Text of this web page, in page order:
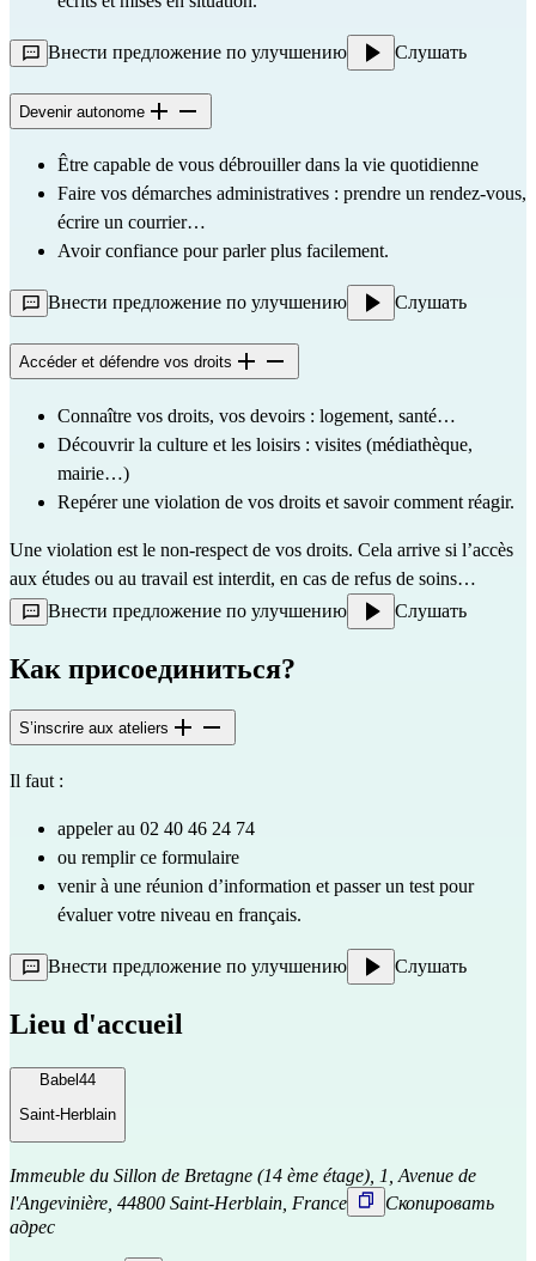
Внести предложение по улучшению Слушать
Devenir autonome
Être capable de vous débrouiller dans la vie quotidienne
Faire vos démarches administratives : prendre un rendez-vous,
écrire un courrier…
Avoir confiance pour parler plus facilement.
Внести предложение по улучшению Слушать
Accéder et défendre vos droits
Connaître vos droits, vos devoirs : logement, santé…
Découvrir la culture et les loisirs : visites (médiathèque,
mairie…)
Repérer une violation de vos droits et savoir comment réagir.
Une violation est le non-respect de vos droits. Cela arrive si l’accès
aux études ou au travail est interdit, en cas de refus de soins…
Внести предложение по улучшению
Слушать
Как присоединиться?
S’inscrire aux ateliers
Il faut :
appeler au 02 40 46 24 74
ou remplir ce formulaire
venir à une réunion d’information et passer un test pour
évaluer votre niveau en français.
Внести предложение по улучшению Слушать
Lieu d'accueil
Babel44
Saint-Herblain
Immeuble du Sillon de Bretagne (14 ème étage), 1, Avenue de
l'Angevinière, 44800 Saint-Herblain, France
Скопировать
адрес